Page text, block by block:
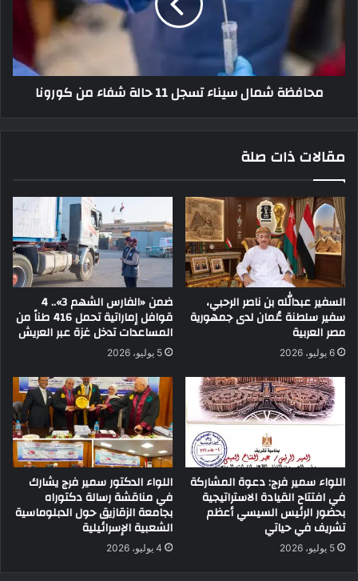
محافظة شمال سيناء تسجل 11 حالة شفاء من كورونا
مقالات ذات صلة
السفير عبدالله بن ناصر الرحبي،
سفير سلطنة عُمان لدى جمهورية
مصر العربية
6 يوليو، 2026
ضمن «الفارس الشهم 3».. 4
قوافل إماراتية تحمل 416 طناً من
المساعدات تدخل غزة عبر العريش
5 يوليو، 2026
اللواء سمير فرج: دعوة المشاركة
في افتتاح القيادة الاستراتيجية
بحضور الرئيس السيسي أعظم
تشريف في حياتي
5 يوليو، 2026
اللواء الدكتور سمير فرج يشارك
في مناقشة رسالة دكتوراه
بجامعة الزقازيق حول الدبلوماسية
الشعبية الإسرائيلية
4 يوليو، 2026